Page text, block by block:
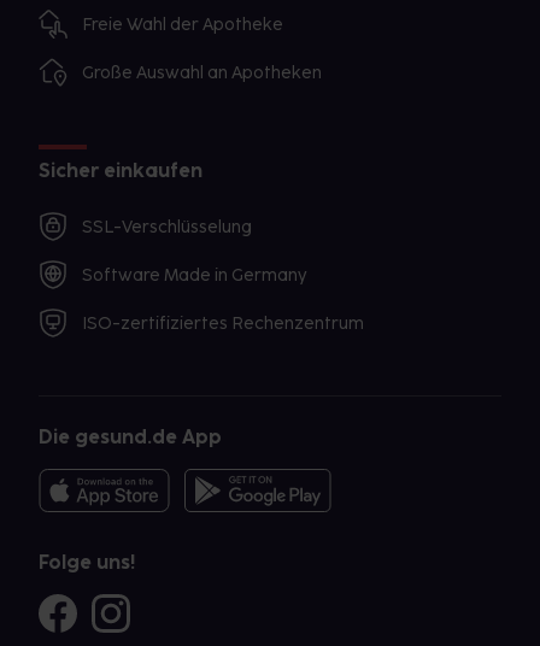
Freie Wahl der Apotheke
Große Auswahl an Apotheken
Sicher einkaufen
SSL-Verschlüsselung
Software Made in Germany
ISO-zertifiziertes Rechenzentrum
Die gesund.de App
Folge uns!